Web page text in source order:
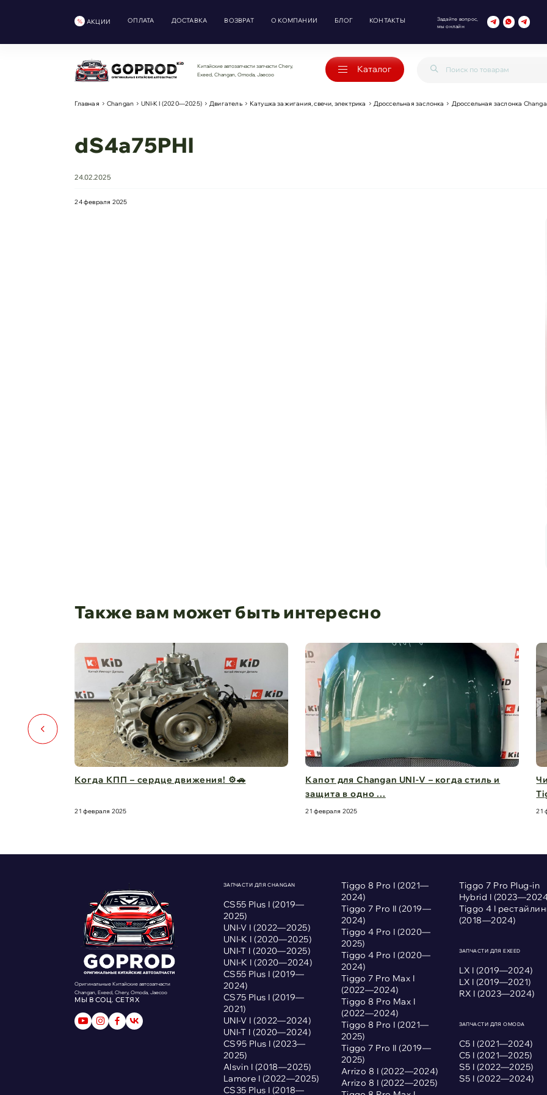
АКЦИИ ОПЛАТА ДОСТАВКА ВОЗВРАТ О КОМПАНИИ БЛОГ КОНТАКТЫ
Задайте вопрос,
мы онлайн
Китайские автозапчасти запчасти Chery,
Exeed, Changan, Omoda, Jaecoo
Каталог
Главная Changan UNI-K I (2020—2025) Двигатель Катушка зажигания, свечи, электрика Дроссельная заслонка Дроссельная заслонка
dS4a75PHl
24.02.2025
24 февраля 2025
Также вам может быть интересно
Капот для Changan UNI-V – когда стиль и
21 февраля 2025
Чистый обзор на 360° – стекла для Chery
Tiggo 8 Pro M ...
21 февраля 2025
Оригинальные Китайские автозапчасти
Changan, Exeed, Chery, Omoda, Jaecoo
МЫ В СОЦ. СЕТЯХ
ЗАПЧАСТИ ДЛЯ CHANGAN
CS55 Plus I (2019—
2025)
UNI-V I (2022—2025)
UNI-K I (2020—2025)
UNI-T I (2020—2025)
UNI-K I (2020—2024)
CS55 Plus I (2019—
2024)
CS75 Plus I (2019—
2021)
UNI-V I (2022—2024)
UNI-T I (2020—2024)
CS95 Plus I (2023—
2025)
Alsvin I (2018—2025)
Lamore I (2022—2025)
CS35 Plus I (2018—
Tiggo 8 Pro I (2021—
2024)
Tiggo 7 Pro II (2019—
2024)
Tiggo 4 Pro I (2020—
2025)
Tiggo 4 Pro I (2020—
2024)
Tiggo 7 Pro Max I
(2022—2024)
Tiggo 8 Pro Max I
(2022—2024)
Tiggo 8 Pro I (2021—
2025)
Tiggo 7 Pro II (2019—
2025)
Arrizo 8 I (2022—2024)
Arrizo 8 I (2022—2025)
Tiggo 7 Pro Plug-in
Hybrid I
Tiggo 4 I
(2018—2024)
ЗАПЧАСТИ ДЛЯ EXEED
LX I (2019—2024)
LX I (2019—2021)
RX I (2023—2024)
ЗАПЧАСТИ ДЛЯ OMODA
С5 I (2021—2024)
С5 I (2021—2025)
S5 I (2022—2025)
S5 I (2022—2024)